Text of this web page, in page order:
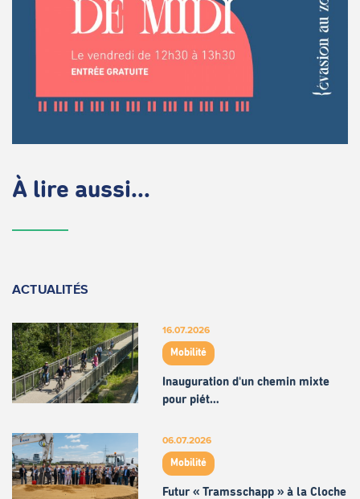
À lire aussi...
ACTUALITÉS
16.07.2026
Mobilité
Inauguration d'un chemin mixte
pour piét…
06.07.2026
Mobilité
Futur « Tramsschapp » à la Cloche